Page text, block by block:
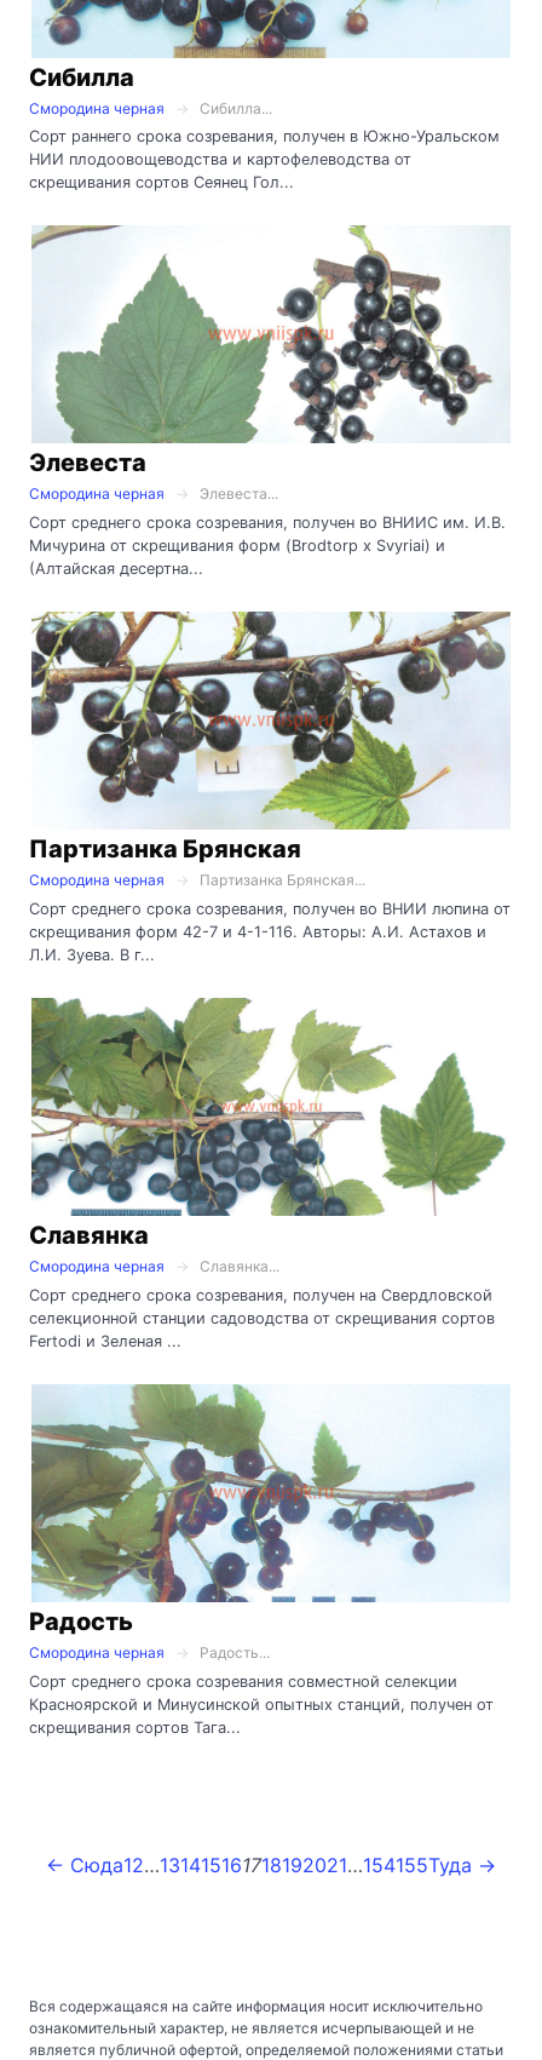
Сибилла
Смородина черная
Сибилла...
Сорт раннего срока созревания, получен в Южно-Уральском
НИИ плодоовощеводства и картофелеводства от
скрещивания сортов Сеянец Гол...
Элевеста
Смородина черная
Элевеста...
Сорт среднего срока созревания, получен во ВНИИС им. И.В.
Мичурина от скрещивания форм (Brodtorp x Svyriai) и
(Алтайская десертна...
Партизанка Брянская
Смородина черная
Партизанка Брянская...
Сорт среднего срока созревания, получен во ВНИИ люпина от
скрещивания форм 42-7 и 4-1-116. Авторы: А.И. Астахов и
Л.И. Зуева. В г...
Славянка
Смородина черная
Славянка...
Сорт среднего срока созревания, получен на Свердловской
селекционной станции садоводства от скрещивания сортов
Fertodi и Зеленая ...
Радость
Смородина черная
Радость...
Сорт среднего срока созревания совместной селекции
Красноярской и Минусинской опытных станций, получен от
скрещивания сортов Тага...
← Сюда12…131415161718192021…154155Туда →
Вся содержащаяся на сайте информация носит исключительно
ознакомительный характер, не является исчерпывающей и не
является публичной офертой, определяемой положениями статьи